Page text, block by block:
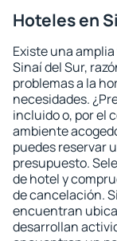
Hoteles en
Existe una
Sinaí del Sur,
problemas a la
necesidades.
incluido o, por el
ambiente
puedes reservar
presupuesto.
de hotel y
de cancelación.
encuentran
desarrollan